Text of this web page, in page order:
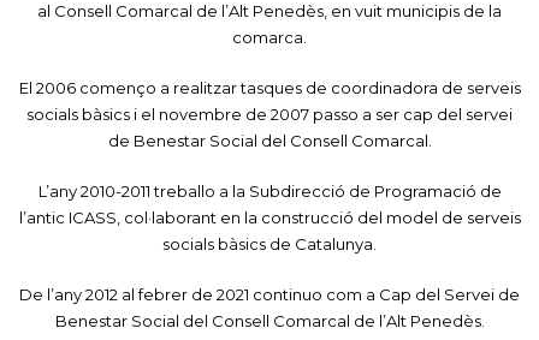
al Consell Comarcal de l’Alt Penedès, en vuit municipis de la
comarca.
El 2006 començo a realitzar tasques de coordinadora de serveis
socials bàsics i el novembre de 2007 passo a ser cap del servei
de Benestar Social del Consell Comarcal.
L’any 2010-2011 treballo a la Subdirecció de Programació de
l’antic ICASS, col·laborant en la construcció del model de serveis
socials bàsics de Catalunya.
De l’any 2012 al febrer de 2021 continuo com a Cap del Servei de
Benestar Social del Consell Comarcal de l’Alt Penedès.